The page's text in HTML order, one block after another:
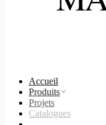
Accueil
Produits
Projets
Catalogues